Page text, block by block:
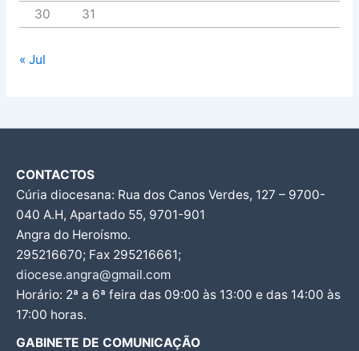
30
31
« Jul
CONTACTOS
Cúria diocesana: Rua dos Canos Verdes, 127 – 9700-
040 A.H, Apartado 55, 9701-901
Angra do Heroísmo.
295216670; Fax 295216661;
diocese.angra@gmail.com
Horário: 2ª a 6ª feira das 09:00 às 13:00 e das 14:00 às
17:00 horas.
GABINETE DE COMUNICAÇÃO